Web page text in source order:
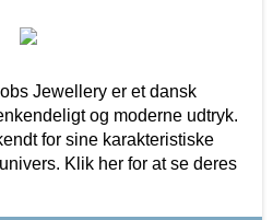
Jewellery er et dansk
og moderne udtryk.
for sine karakteristiske
Klik her for at se deres